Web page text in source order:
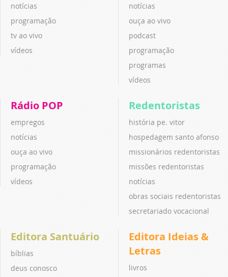
notícias
programação
tv ao vivo
vídeos
notícias
ouça ao vivo
podcast
programação
programas
vídeos
Rádio POP
empregos
notícias
ouça ao vivo
programação
vídeos
Redentoristas
história pe. vitor
hospedagem santo afonso
missionários redentoristas
missões redentoristas
notícias
obras sociais redentoristas
secretariado vocacional
Editora Santuário
bíblias
deus conosco
Editora Ideias &
Letras
livros